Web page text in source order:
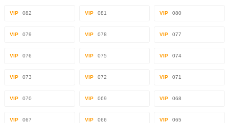
VIP 082 VIP 081 VIP 080
VIP 079 VIP 078 VIP 077
VIP 076 VIP 075 VIP 074
VIP 073 VIP 072 VIP 071
VIP 070 VIP 069 VIP 068
VIP 067 VIP 066 VIP 065